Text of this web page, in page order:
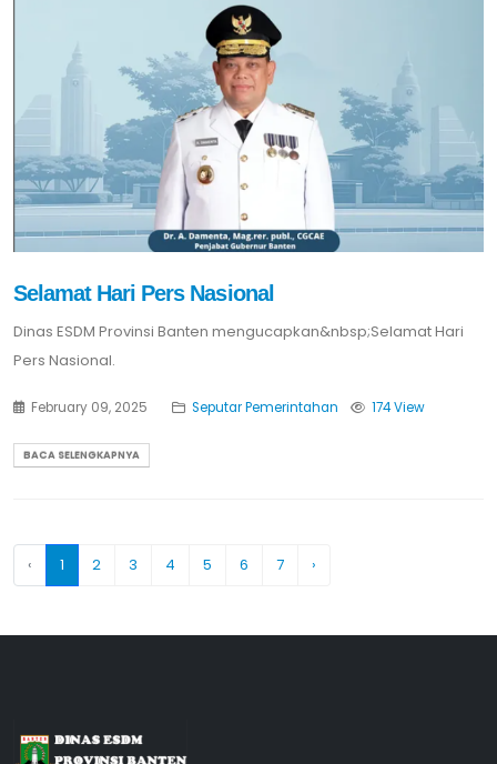
Selamat Hari Pers Nasional
Dinas ESDM Provinsi Banten mengucapkan&nbsp;Selamat Hari
Pers Nasional.
February 09, 2025 Seputar Pemerintahan 174 View
BACA SELENGKAPNYA
‹ 1 2 3 4 5 6 7 ›